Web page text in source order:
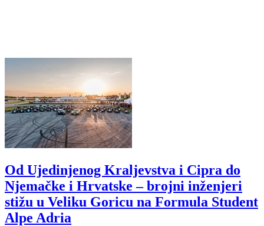
Od Ujedinjenog Kraljevstva i Cipra do
Njemačke i Hrvatske – brojni inženjeri
stižu u Veliku Goricu na Formula Student
Alpe Adria